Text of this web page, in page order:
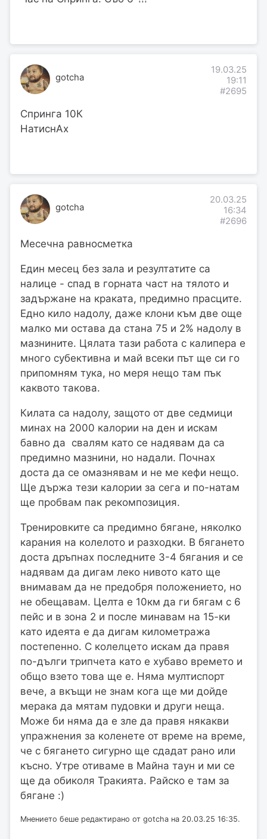
gotcha
19.03.25
19:11
#2695
Спринга 10К
НатиснАх
gotcha
20.03.25
16:34
#2696
Месечна равносметка
Един месец без зала и резултатите са
налице - спад в горната част на тялото и
задържане на краката, предимно прасците.
Едно кило надолу, даже клони към две още
малко ми остава да стана 75 и 2% надолу в
мазнините. Цялата тази работа с калипера е
много субективна и май всеки път ще си го
припомням тука, но меря нещо там пък
каквото такова.
Килата са надолу, защото от две седмици
минах на 2000 калории на ден и искам
бавно да свалям като се надявам да са
предимно мазнини, но надали. Почнах
доста да се омазнявам и не ме кефи нещо.
Ще държа тези калории за сега и по-натам
ще пробвам пак рекомпозиция.
Тренировките са предимно бягане, няколко
карания на колелото и разходки. В бягането
доста дръпнах последните 3-4 бягания и се
надявам да дигам леко нивото като ще
внимавам да не предобря положението, но
не обещавам. Целта е 10км да ги бягам с 6
пейс и в зона 2 и после минавам на 15-ки
като идеята е да дигам километража
постепенно. С колелцето искам да правя
по-дълги трипчета като е хубаво времето и
общо взето това ще е. Няма мултиспорт
вече, а вкъщи не знам кога ще ми дойде
мерака да мятам пудовки и други неща.
Може би няма да е зле да правя някакви
упражнения за коленете от време на време,
че с бягането сигурно ще сдадат рано или
късно. Утре отиваме в Майна таун и ми се
ще да обиколя Тракията. Райско е там за
бягане :)
Мнението беше редактирано от gotcha на 20.03.25 16:35.